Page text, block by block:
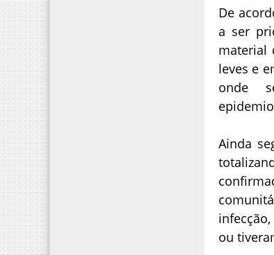
De
a ser
material
leves e
onde
Ainda
ou